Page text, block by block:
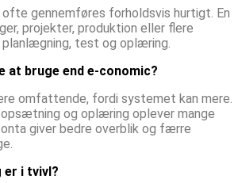
gennemføres forholdsvis hurtigt. En
projekter, produktion eller flere
test og oplæring.
at bruge end e-conomic?
omfattende, fordi systemet kan mere.
og oplæring oplever mange
giver bedre overblik og færre
er i tvivl?